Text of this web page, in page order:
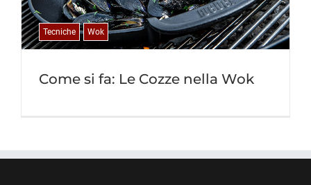
Come si fa: Le Cozze nella Wok
Tecniche Wok